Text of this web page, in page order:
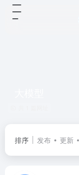
排序 发布 更新